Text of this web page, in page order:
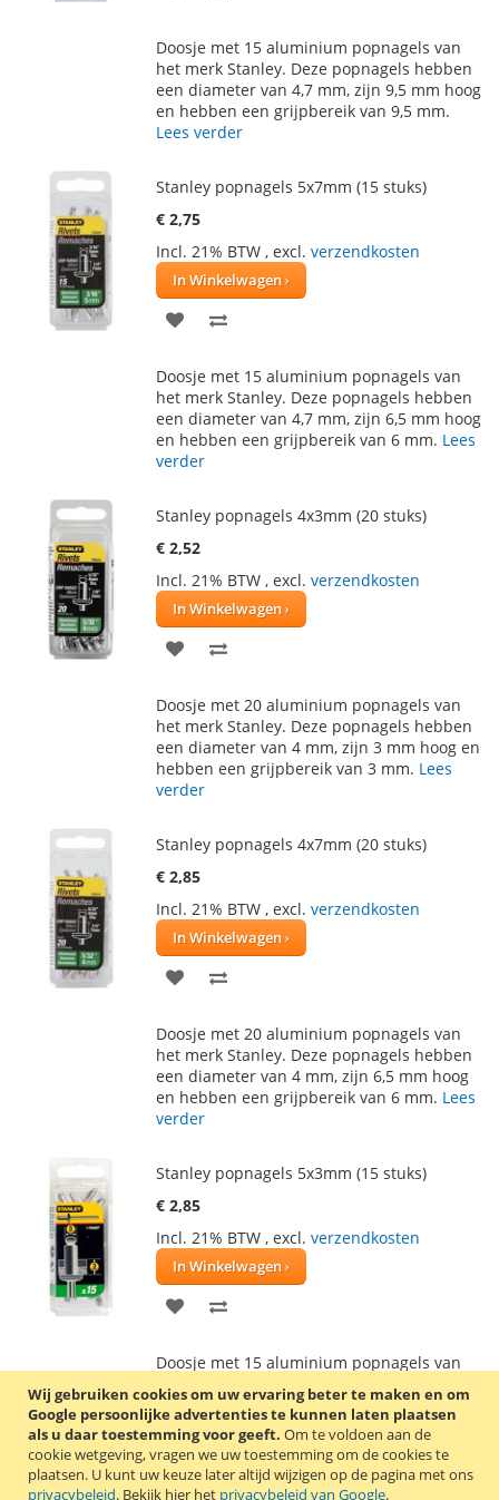
Wij gebruiken cookies om uw ervaring beter te maken en om
Google persoonlijke advertenties te kunnen laten plaatsen
als u daar toestemming voor geeft. Om te voldoen aan de
cookie wetgeving, vragen we uw toestemming om de cookies te
plaatsen. U kunt uw keuze later altijd wijzigen op de pagina met ons
privacybeleid. Bekijk hier het privacybeleid van Google.
AAN
VERLANGLIJST
TE
VERGELIJKEN
Doosje met 15 aluminium popnagels van
het merk Stanley. Deze popnagels hebben
een diameter van 4,7 mm, zijn 9,5 mm hoog
en hebben een grijpbereik van 9,5 mm.
Lees verder
Stanley popnagels 5x7mm (15 stuks)
€ 2,75
Incl. 21% BTW , excl. verzendkosten
In Winkelwagen
VOEG
AAN
VERLANGLIJST
TE
VERGELIJKEN
Doosje met 15 aluminium popnagels van
het merk Stanley. Deze popnagels hebben
een diameter van 4,7 mm, zijn 6,5 mm hoog
en hebben een grijpbereik van 6 mm. Lees
verder
Stanley popnagels 4x3mm (20 stuks)
€ 2,52
Incl. 21% BTW , excl. verzendkosten
In Winkelwagen
VOEG
AAN
VERLANGLIJST
TE
VERGELIJKEN
Doosje met 20 aluminium popnagels van
het merk Stanley. Deze popnagels hebben
een diameter van 4 mm, zijn 3 mm hoog en
hebben een grijpbereik van 3 mm. Lees
verder
Stanley popnagels 4x7mm (20 stuks)
€ 2,85
Incl. 21% BTW , excl. verzendkosten
In Winkelwagen
VOEG
AAN
VERLANGLIJST
TE
VERGELIJKEN
Doosje met 20 aluminium popnagels van
het merk Stanley. Deze popnagels hebben
een diameter van 4 mm, zijn 6,5 mm hoog
en hebben een grijpbereik van 6 mm. Lees
verder
Stanley popnagels 5x3mm (15 stuks)
€ 2,85
Incl. 21% BTW , excl. verzendkosten
In Winkelwagen
VOEG
VERLANGLIJST
VERGELIJKEN
Doosje met 15 aluminium popnagels van
het merk Stanley. Deze popnagels hebben
een diameter van 4,7 mm, zijn 3 mm hoog
en hebben een grijpbereik van 3 mm.Lees
verder